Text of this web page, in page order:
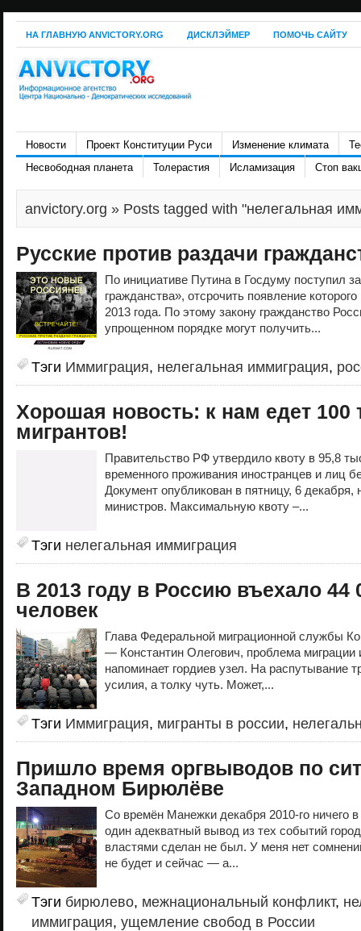
НА ГЛАВНУЮ ANVICTORY.ORG ДИСКЛЭЙМЕР ПОМОЧЬ САЙТУ
Новости Проект Конституции Руси Изменение климата
Несвободная планета
Толерастия Исламизация Стоп
anvictory.org » Posts tagged with "нелегальная
Русские против раздачи
По инициативе Путина в Госдуму поступил
гражданства», отсрочить появление
2013 года. По этому закону гражданство
упрощенном порядке могут получить...
Тэги Иммиграция, нелегальная иммиграция,
Хорошая новость: к нам едет 100
мигрантов!
Правительство РФ утвердило квоту в 95,8
временного проживания иностранцев и лиц
Документ опубликован в пятницу, 6 декабря,
министров. Максимальную квоту –...
Тэги нелегальная иммиграция
В 2013 году в Россию въехало 44
человек
Глава Федеральной миграционной службы
— Константин Олегович, проблема
напоминает гордиев узел. На распутывание
усилия, а толку чуть. Может,...
Тэги Иммиграция, мигранты в россии,
Пришло время оргвыводов по
Западном Бирюлёве
Со времён Манежки декабря 2010-го ничего
один адекватный вывод из тех событий
властями сделан не был. У меня нет
не будет и сейчас — а...
Тэги бирюлево, межнациональный конфликт,
иммиграция, ущемление свобод в России